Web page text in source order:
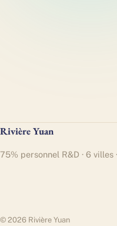
Rivière Yuan
75% personnel R&D · 6 villes
© 2026 Rivière Yuan